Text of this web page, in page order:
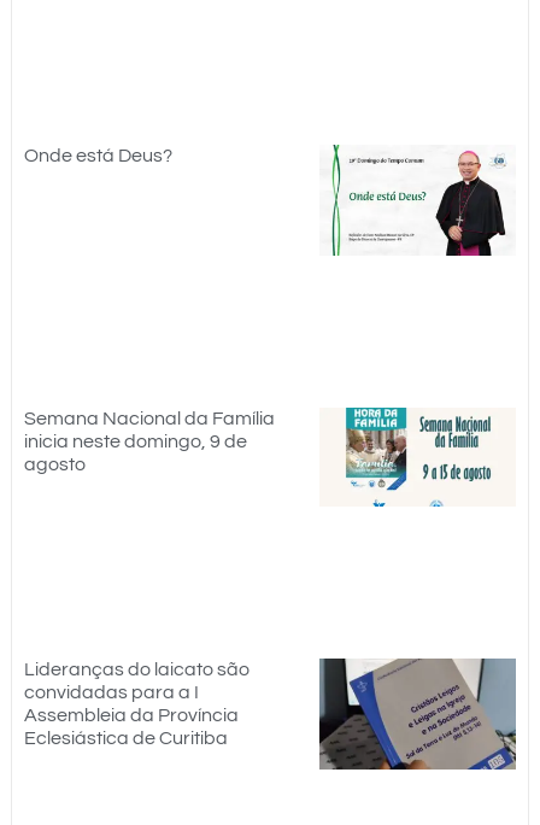
Onde está Deus?
Semana Nacional da Família
inicia neste domingo, 9 de
agosto
Lideranças do laicato são
convidadas para a I
Assembleia da Província
Eclesiástica de Curitiba